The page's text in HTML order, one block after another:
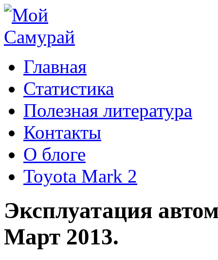
Главная
Статистика
Полезная литература
Контакты
О блоге
Toyota Mark 2
Эксплуатация
Март 2013.